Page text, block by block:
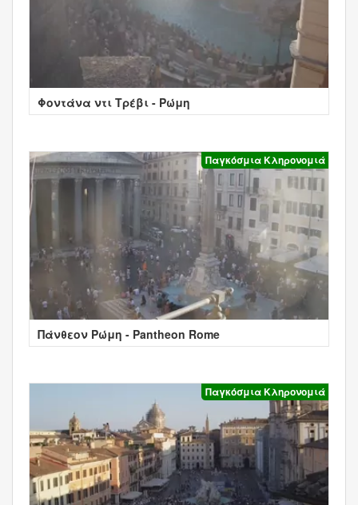
Φοντάνα ντι Τρέβι - Ρώμη
Παγκόσμια Κληρονομιά
Πάνθεον Ρώμη - Pantheon Rome
Παγκόσμια Κληρονομιά